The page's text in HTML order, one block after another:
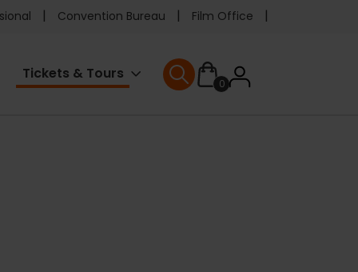
Convention Bureau Film Office
Tickets & Tours
0User
User menu